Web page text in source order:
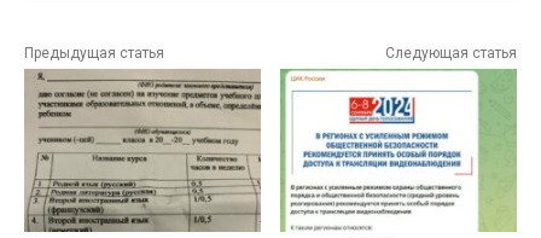
Предыдущая статья Следующая статья